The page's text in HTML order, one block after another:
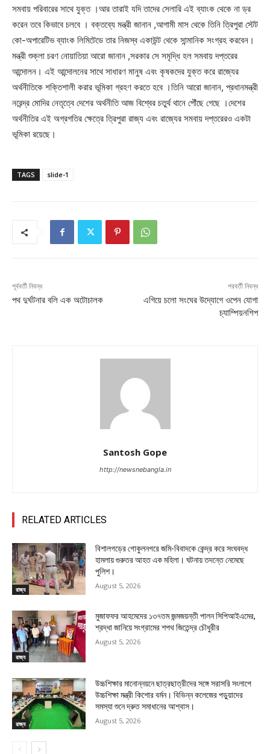
সমবায় পরিবারের সাথে যুক্ত ।আর তারাই যদি তাদের সেলারি এই ব্যাংক থেকে না ড্র
করেন তবে কিভাবে চলবে । বক্তব্যে মন্ত্রী জানান ,আগামী মাস থেকে তিনি ত্রিপুরা স্টেট
কো-অপারেটিভ ব্যাংক লিমিটেডে তার নিজস্ব একাউন্ট থেকে সান্মানিক সংগ্রহ করবেন।
মন্ত্রী শুক্লা চরণ নোয়াতিয়া আরো জানান ,সরকার সে সমৃদ্ধি হল সমবায় দপ্তরের
আন্দোলন। এই আন্দোলনের সাথে সাধারণ মানুষ এবং কৃষকদের যুক্ত করে রাজ্যের
অর্থনীতিকে শক্তিশালী করার ভূমিকা গ্রহণ করতে হবে ।তিনি আরো জানান, প্রধানমন্ত্রী
নরেন্দ্র মোদির নেতৃত্বে দেশের অর্থনীতি আজ বিশ্বের চতুর্থ থানে পৌঁছে গেছে ।দেশের
অর্থনীতির এই অগ্রগতির ক্ষেত্রে ত্রিপুরা রাজ্য এবং রাজ্যের সমবায় দপ্তরেরও একটা
ভূমিকা রয়েছে।
TAGS slide-1
পূর্ববর্তী নিবন্ধ
পথ দুর্ঘটনার বলি এক অটোচালক
পরবর্তী নিবন্ধ
এগিয়ে চলো সংঘের উদ্যোগে ওপেন যোগা
চ্যাম্পিয়নশিপ
Santosh Gope
http://newsnebangla.in
RELATED ARTICLES
রাজ্য
বিশালগড়ের গোকুলনগরে জমি-বিবাদকে কেন্দ্র করে সংঘবদ্ধ
হামলায় গুরুতর আহত এক মহিলা। ঘটনায় তদন্তে নেমেছে
পুলিশ।
August 5, 2026
রাজ্য
মুজাফফর আহমেদের ১৩৭তম জন্মজয়ন্তী পালন সিপিআইএমের,
শ্রদ্ধা জানিয়ে সংগ্রামের শপথ জিতেন্দ্র চৌধুরীর
August 5, 2026
রাজ্য
উচ্চশিক্ষার মানোন্নয়নে ছাত্রছাত্রীদের সঙ্গে সরাসরি সংলাপে
উচ্চশিক্ষা মন্ত্রী কিশোর বর্মন। বিভিন্ন কলেজের পড়ুয়াদের
সমস্যা শুনে দ্রুত সমাধানের আশ্বাস।
August 5, 2026